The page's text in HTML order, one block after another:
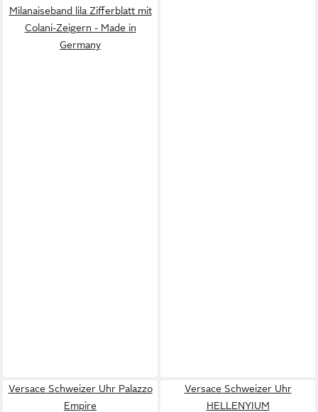
Milanaiseband lila Zifferblatt mit
Colani-Zeigern - Made in
Germany
Versace Schweizer Uhr Palazzo
Empire
Versace Schweizer Uhr
HELLENYIUM